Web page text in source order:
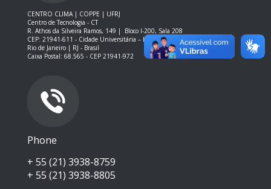
CENTRO CLIMA | COPPE | UFRJ
Centro de Tecnologia - CT
R. Athos da Silveira Ramos, 149 |
Bloco I-200, Sala 208
CEP: 21941-611 - Cidade Universitária – Ilha do Fundão – RJ
Rio de Janeiro | RJ - Brasil
Caixa Postal: 68.565 - CEP 21941-972
Phone
+ 55 (21) 3938-8759
+ 55 (21) 3938-8805